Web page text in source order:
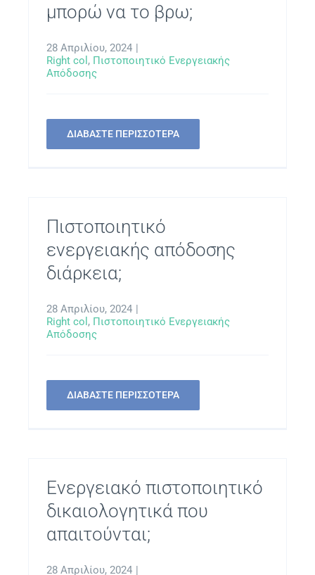
μπορώ να το βρω;
28 Απριλίου, 2024 |
Right col , Πιστοποιητικό Ενεργειακής
Απόδοσης
ΔΙΑΒΑΣΤΕ ΠΕΡΙΣΣΟΤΕΡΑ
Πιστοποιητικό
ενεργειακής απόδοσης
διάρκεια;
28 Απριλίου, 2024 |
Right col , Πιστοποιητικό Ενεργειακής
Απόδοσης
ΔΙΑΒΑΣΤΕ ΠΕΡΙΣΣΟΤΕΡΑ
Ενεργειακό πιστοποιητικό
δικαιολογητικά που
απαιτούνται;
28 Απριλίου, 2024 |